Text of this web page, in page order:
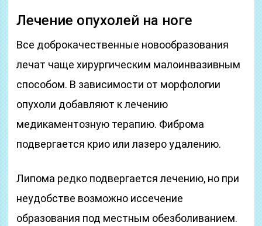
Лечение опухолей на ноге
Все доброкачественные новообразования
лечат чаще хирургическим малоинвазивным
способом. В зависимости от морфологии
опухоли добавляют к лечению
медикаментозную терапию. Фиброма
подвергается крио или лазеро удалению.
Липома редко подвергается лечению, но при
неудобстве возможно иссечение
образования под местным обезболиванием.